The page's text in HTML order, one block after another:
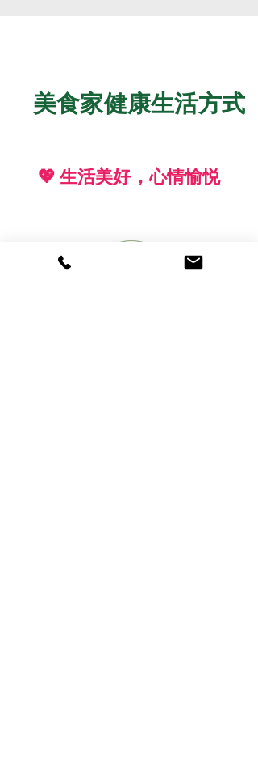
美食家健康生活方式
💖 生活美好，心情愉悦